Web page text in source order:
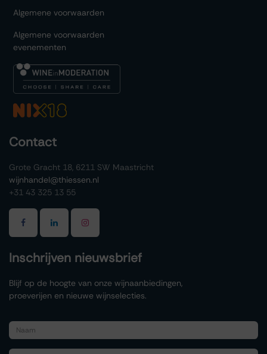
Algemene voorwaarden
Algemene voorwaarden
evenementen
Contact
Grote Gracht 18, 6211 SW Maastricht
wijnhandel@thiessen.nl
+31 43 325 13 55
Inschrijven nieuwsbrief
Blijf op de hoogte van onze wijnaanbiedingen,
proeverijen en nieuwe wijnselecties.